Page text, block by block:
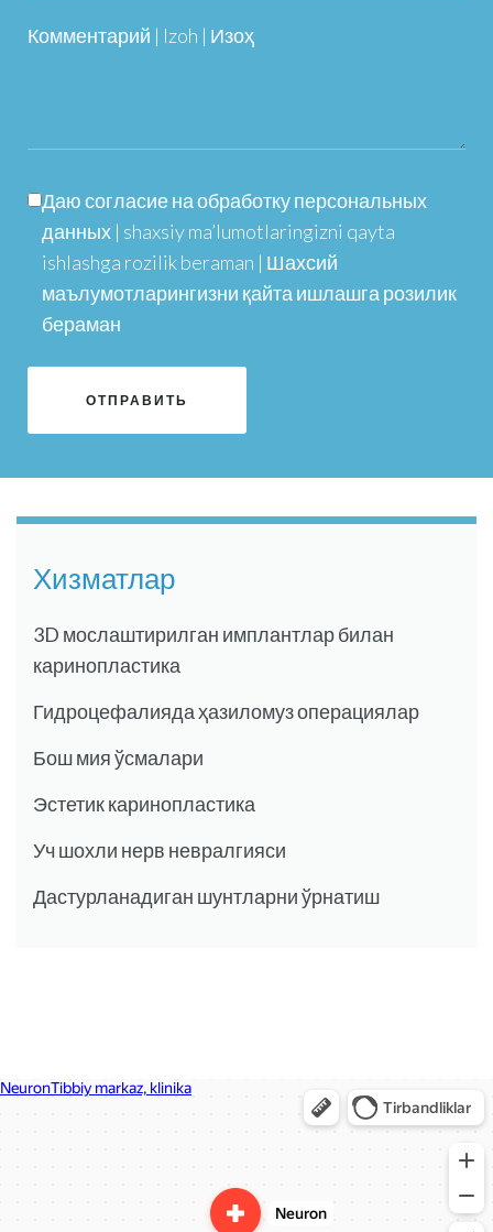
Комментарий | Izoh | Изоҳ
Даю согласие на обработку персональных
данных | shaxsiy ma’lumotlaringizni qayta
ishlashga rozilik beraman | Шахсий
маълумотларингизни қайта ишлашга розилик
бераман
Хизматлар
3D мослаштирилган имплантлар билан
каринопластика
Гидроцефалияда ҳазиломуз операциялар
Бош мия ўсмалари
Эстетик каринопластика
Уч шохли нерв невралгияси
Дастурланадиган шунтларни ўрнатиш